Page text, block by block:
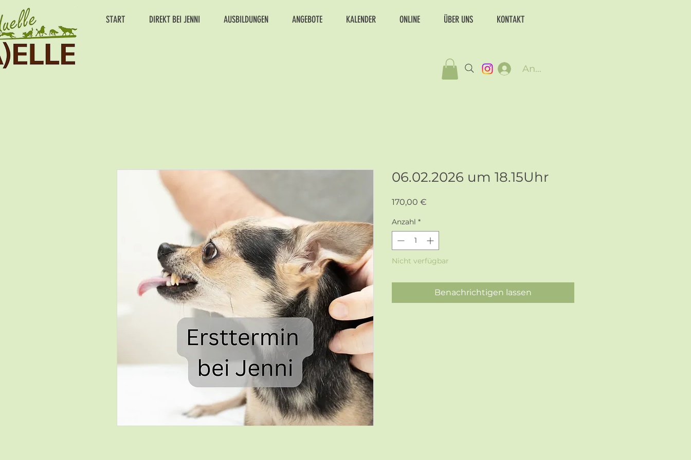
START DIREKT BEI JENNI AUSBILDUNGEN ANGEBOTE KALENDER ONLINE ÜBER UNS KONTAKT
Anmelden
06.02.2026 um 18.15Uhr
170,00 €
Anzahl *
Nicht verfügbar
Benachrichtigen lassen